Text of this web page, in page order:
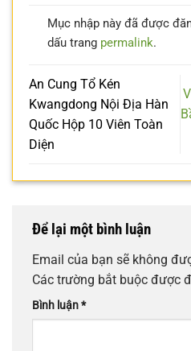
Mục nhập này đã được
dấu trang permalink.
An Cung Tổ Kén
Kwangdong Nội Địa Hàn
Quốc Hộp 10 Viên Toàn
Diện
Để lại một bình luận
Email của bạn sẽ không
Các trường bắt buộc được
Bình luận*